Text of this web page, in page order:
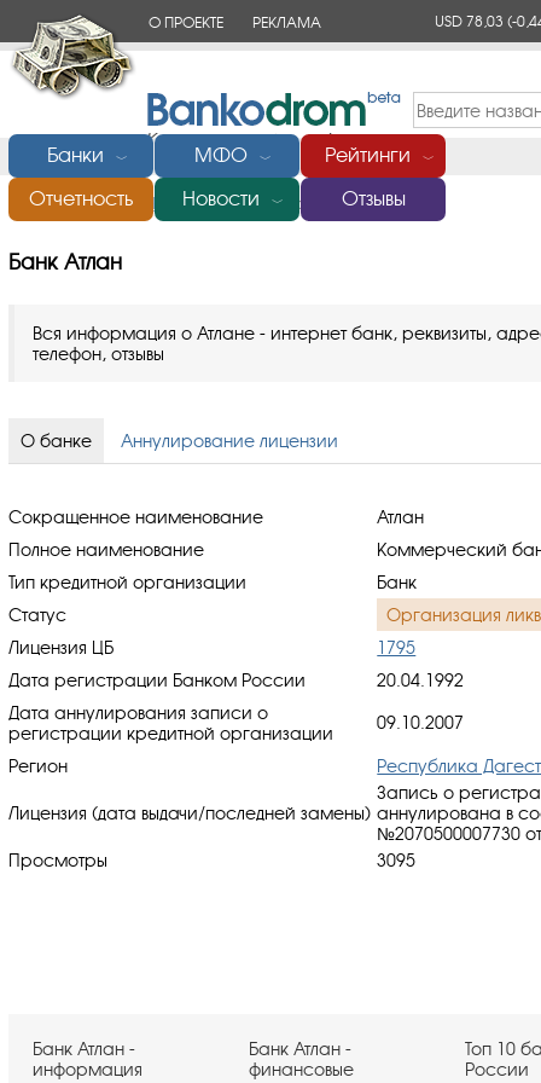
О ПРОЕКТЕ РЕКЛАМА USD 78,03(-
Банки ﹀ МФО ﹀ Рейтинги ﹀
Отчетность Новости ﹀ Отзывы
Главная/Банки России/Банк Атлан
Банк Атлан
Вся информация о Атлане - интернет банк, реквизиты,
телефон, отзывы
О банке Аннулирование лицензии
Сокращенное наименование
Атлан
Полное наименование
Коммерческий
Тип кредитной организации
Банк
Статус
Организация
Лицензия ЦБ
1795
Дата регистрации Банком России
20.04.1992
Дата аннулирования записи о
регистрации кредитной организации
09.10.2007
Регион Республика
Лицензия (дата выдачи/последней замены)
Запись о
аннулирована в
№2070500007730
Просмотры
3095
Банк Атлан -
информация
Банк Атлан -
финансовые
Топ 10
России